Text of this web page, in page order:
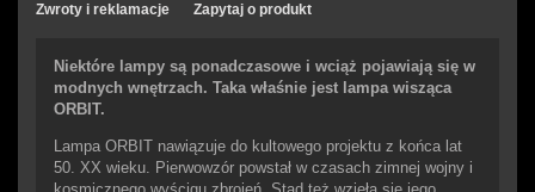
Zwroty i reklamacje Zapytaj o produkt
Niektóre lampy są ponadczasowe i wciąż pojawiają się w
modnych wnętrzach. Taka właśnie jest lampa wisząca
ORBIT.
Lampa ORBIT nawiązuje do kultowego projektu z końca lat
50. XX wieku. Pierwowzór powstał w czasach zimnej wojny i